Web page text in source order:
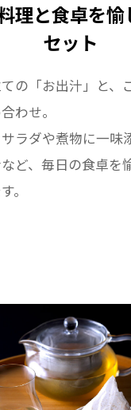
理と食卓を愉
セット
の「お出汁」と、
わせ。
ラダや煮物に一味
ど、毎日の食卓を
。